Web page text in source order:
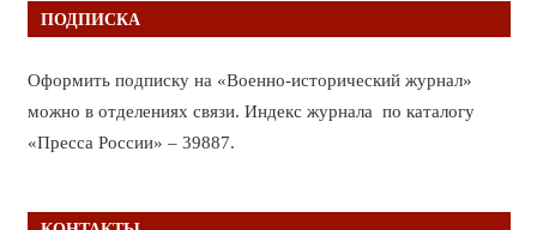
ПОДПИСКА
Оформить подписку на «Военно-исторический журнал»
можно в отделениях связи. Индекс журнала по каталогу
«Пресса России» – 39887.